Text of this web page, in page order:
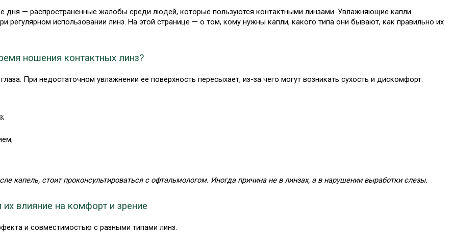
дня — распространенные жалобы среди людей, которые пользуются контактными линзами. Увлажняющие капли
регулярном использовании линз. На этой странице — о том, кому нужны капли, какого типа они бывают, как правильно их
ношения контактных линз?
При недостаточном увлажнении ее поверхность пересыхает, из-за чего могут возникать сухость и дискомфорт.
капель, стоит проконсультироваться с офтальмологом. Иногда причина не в линзах, а в нарушении выработки слезы.
влияние на комфорт и зрение
и совместимостью с разными типами линз.